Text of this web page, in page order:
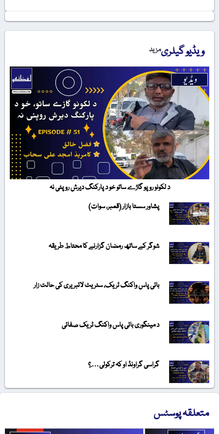
ویڈیو گیلریمزید
د لکونو روپو گاڑے ساتو خو د پارکنگ دیرش روپئی نہ
پشاور سستا بازار (قمبر، سوات)
شوگر کے ساتھ رمضان گزارنے کا محتاط طریقہ
بائی پاس واکنگ ٹریک، سٹریٹ لائبریری کی حالت زار
د مینگوری بائی پاس واکنگ ٹریک صفائی
گراسی گراونڈ او کہ ترکولی….؟
متعلقہ پوسٹس